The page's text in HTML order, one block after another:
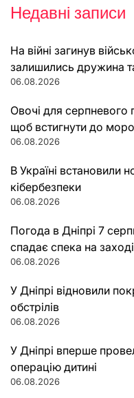
Недавні записи
На війні загинув
залишились дружина
06.08.2026
Овочі для серпневого
щоб встигнути до
06.08.2026
В Україні встановили
кібербезпеки
06.08.2026
Погода в Дніпрі 7
спадає спека на заході
06.08.2026
У Дніпрі відновили
обстрілів
06.08.2026
У Дніпрі вперше
операцію дитині
06.08.2026